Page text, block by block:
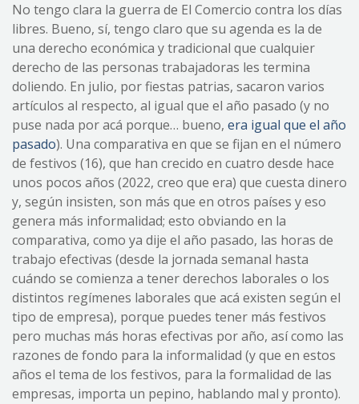
No tengo clara la guerra de El Comercio contra los días
libres. Bueno, sí, tengo claro que su agenda es la de
una derecho económica y tradicional que cualquier
derecho de las personas trabajadoras les termina
doliendo. En julio, por fiestas patrias, sacaron varios
artículos al respecto, al igual que el año pasado (y no
puse nada por acá porque… bueno, era igual que el año
pasado). Una comparativa en que se fijan en el número
de festivos (16), que han crecido en cuatro desde hace
unos pocos años (2022, creo que era) que cuesta dinero
y, según insisten, son más que en otros países y eso
genera más informalidad; esto obviando en la
comparativa, como ya dije el año pasado, las horas de
trabajo efectivas (desde la jornada semanal hasta
cuándo se comienza a tener derechos laborales o los
distintos regímenes laborales que acá existen según el
tipo de empresa), porque puedes tener más festivos
pero muchas más horas efectivas por año, así como las
razones de fondo para la informalidad (y que en estos
años el tema de los festivos, para la formalidad de las
empresas, importa un pepino, hablando mal y pronto).